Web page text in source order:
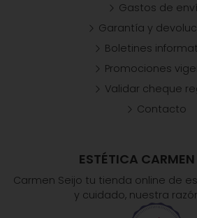
ESTÉTICA
Carmen Seijo tu tienda online de
y cuidado, nuestra
Gastos de
Garantía y
Boletines
Promociones
Validar cheque
Contacto